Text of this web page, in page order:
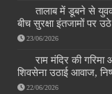
तालाब में डूबने से
बीच सुरक्षा इंतजामों पर
23/06/2026
राम मंदिर की गरिमा
शिवसेना उठाई आवाज,
22/06/2026